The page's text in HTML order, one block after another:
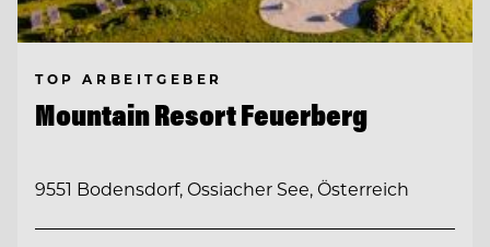
TOP ARBEITGEBER
Mountain Resort Feuerberg
9551 Bodensdorf, Ossiacher See, Österreich